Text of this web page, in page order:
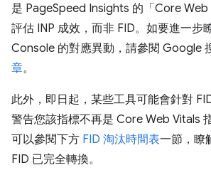
是 PageSpeed Insights 的「Core
評估 INP 成效，而非 FID。如要進一步
Console 的對應異動，請參閱 Google
章。
此外，即日起，某些工具可能會針對
警告您該指標不再是 Core Web Vitals
可以參閱下方 FID 淘汰時間表一節，瞭
FID 已完全轉換。